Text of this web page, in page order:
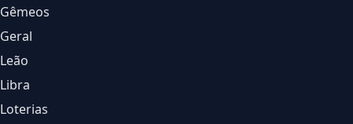
Gêmeos
Geral
Leão
Libra
Loterias